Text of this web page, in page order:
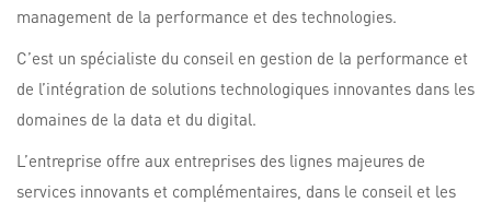
management de la performance et des technologies.
C’est un spécialiste du conseil en gestion de la performance et
de l’intégration de solutions technologiques innovantes dans les
domaines de la data et du digital.
L’entreprise offre aux entreprises des lignes majeures de
services innovants et complémentaires, dans le conseil et les